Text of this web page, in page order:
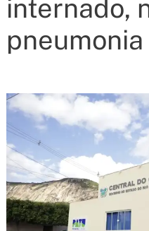
internado,
pneumonia